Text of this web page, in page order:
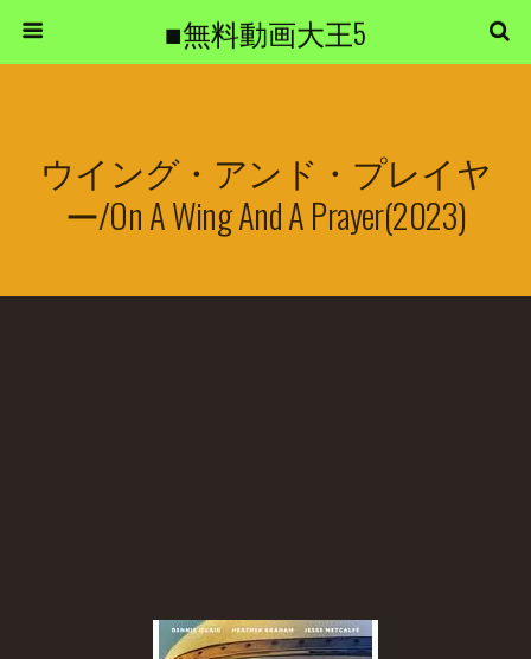
■無料動画大王5
ウイング・アンド・プレイヤ
ー/On A Wing And A Prayer(2023)